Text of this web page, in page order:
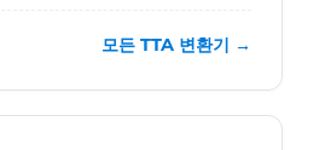
모든 TTA 변환기 →